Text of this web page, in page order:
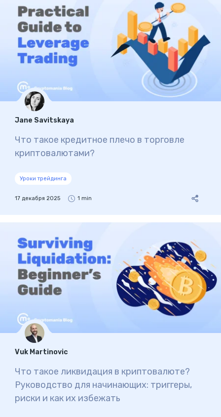
Jane Savitskaya
Что такое кредитное плечо в торговле
криптовалютами?
Уроки трейдинга
17 декабря 2025 1 min
Vuk Martinovic
Что такое ликвидация в криптовалюте?
Руководство для начинающих: триггеры,
риски и как их избежать